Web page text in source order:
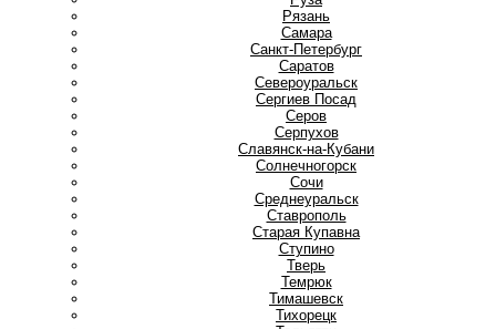
Рязань
Самара
Санкт-Петербург
Саратов
Североуральск
Сергиев Посад
Серов
Серпухов
Славянск-на-Кубани
Солнечногорск
Сочи
Среднеуральск
Ставрополь
Старая Купавна
Ступино
Тверь
Темрюк
Тимашевск
Тихорецк